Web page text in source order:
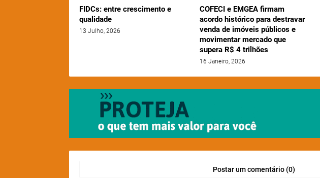
FIDCs: entre crescimento e
qualidade
13 Julho, 2026
COFECI e EMGEA firmam
acordo histórico para destravar
venda de imóveis públicos e
movimentar mercado que
supera R$ 4 trilhões
16 Janeiro, 2026
Postar um comentário (0)